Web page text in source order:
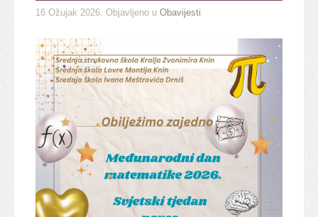
16 Ožujak 2026. Objavljeno u Obavijesti